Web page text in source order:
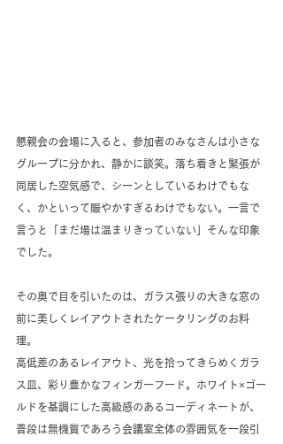
懇親会の会場に入ると、参加者のみなさんは小さな
グループに分かれ、静かに談笑。落ち着きと緊張が
同居した空気感で、シーンとしているわけでもな
く、かといって賑やかすぎるわけでもない。一言で
言うと「まだ場は温まりきっていない」そんな印象
でした。
その奥で目を引いたのは、ガラス張りの大きな窓の
前に美しくレイアウトされたケータリングのお料
理。
高低差のあるレイアウト、光を拾ってきらめくガラ
ス皿、彩り豊かなフィンガーフード。ホワイト×ゴー
ルドを基調にした高級感のあるコーディネートが、
普段は無機質であろう会議室全体の雰囲気を一段引